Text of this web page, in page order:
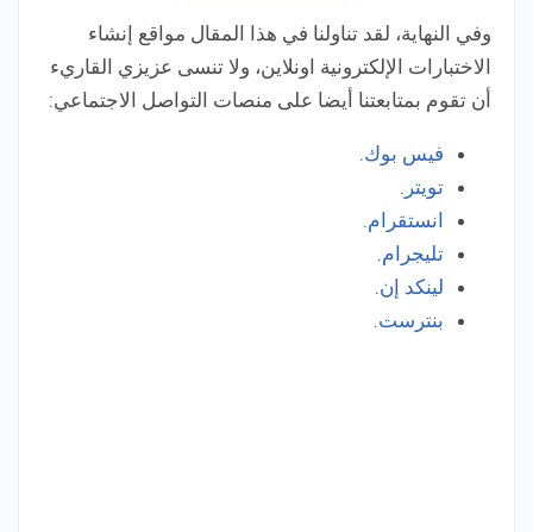
وفي النهاية، لقد تناولنا في هذا المقال مواقع إنشاء
الاختبارات الإلكترونية اونلاين، ولا تنسى عزيزي القاريء
أن تقوم بمتابعتنا أيضا على منصات التواصل الاجتماعي:
فيس بوك.
تويتر .
انستقرام.
تليجرام.
لينكد إن.
بنترست.